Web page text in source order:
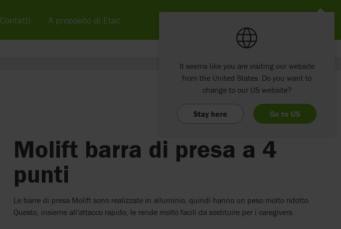
Molift barra di presa a 4
punti
Le barre di presa Molift sono realizzate in alluminio, quindi hanno un peso molto ridotto.
Questo, insieme all'attacco rapido, le rende molto facili da sostituire per i caregivers.
Contatti A proposito di Etac
It seems like you are visiting our website
from the United States. Do you want to
change to our US website?
Stay here Go to US